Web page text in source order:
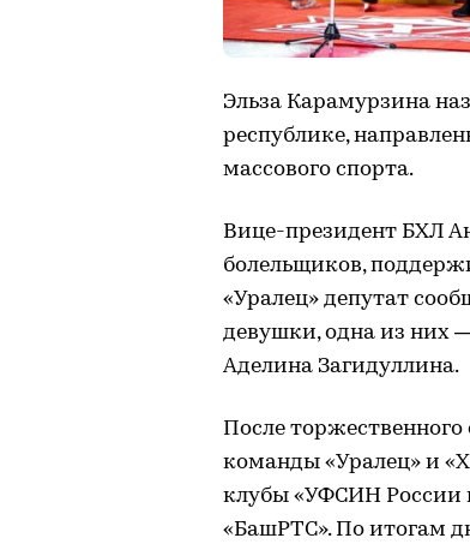
Эльза Карамурзина
республике,
массового спорта.
Вице-президент БХЛ
болельщиков,
«Уралец» депутат
девушки, одна из них
Аделина Загидуллина.
После
команды «Уралец» и
клубы «УФСИН России
«БашРТС». По итогам